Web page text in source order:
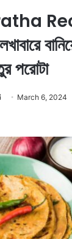
পরোটা
d
a
n
e
m
a
i
March 6, 2024